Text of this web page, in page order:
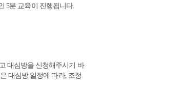
5분 교육이 진행됩니다.
대심방을 신청해주시기 바
은 대심방 일정에 따라, 조정